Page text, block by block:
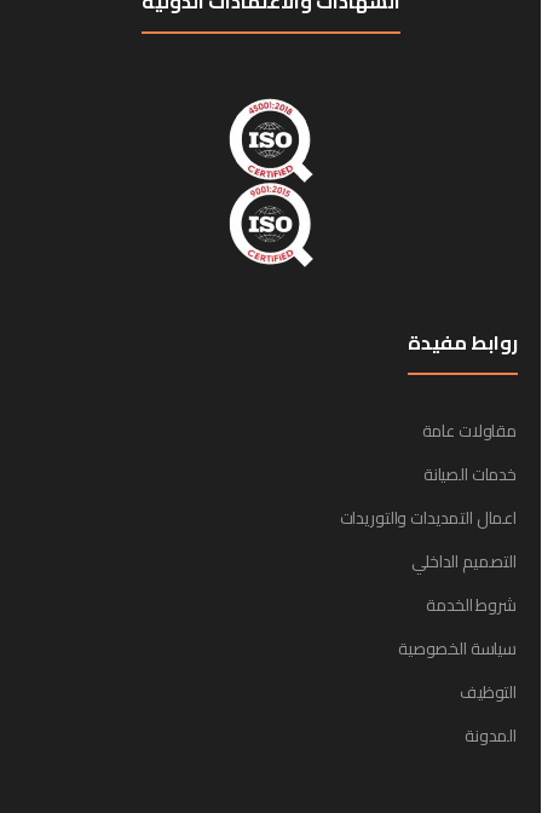
روابط مفيدة
مقاولات عامة
خدمات الصيانة
اعمال التمديدات والتوريدات
التصميم الداخلي
شروط الخدمة
سياسة الخصوصية
التوظيف
المدونة